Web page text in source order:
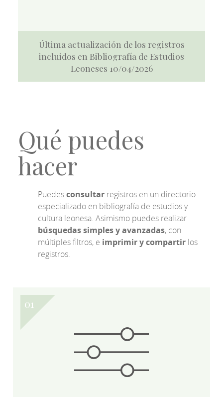
Última actualización de los registros
incluidos en Bibliografía de Estudios
Leoneses 10/04/2026
Qué puedes
hacer
Puedesconsultar registros en un directorio
especializado en bibliografía de estudios y
cultura leonesa. Asimismo puedes realizar
búsquedas simples y avanzadas, con
múltiples filtros, e imprimir y compartir los
registros.